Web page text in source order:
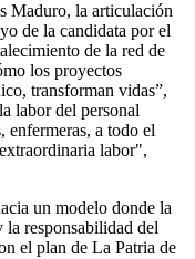
Maduro, la articulación
de la candidata por el
de la red de
los proyectos
transforman vidas”,
labor del personal
enfermeras, a todo el
labor",
un modelo donde la
la responsabilidad del
el plan de La Patria de